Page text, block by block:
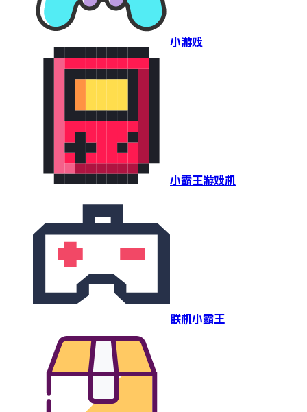
小游戏
小霸王游戏机
联机小霸王